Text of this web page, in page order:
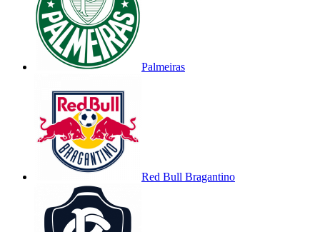
Palmeiras
Red Bull Bragantino